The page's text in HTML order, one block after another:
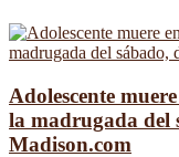
Adolescente
la madrugada del
Madison.com